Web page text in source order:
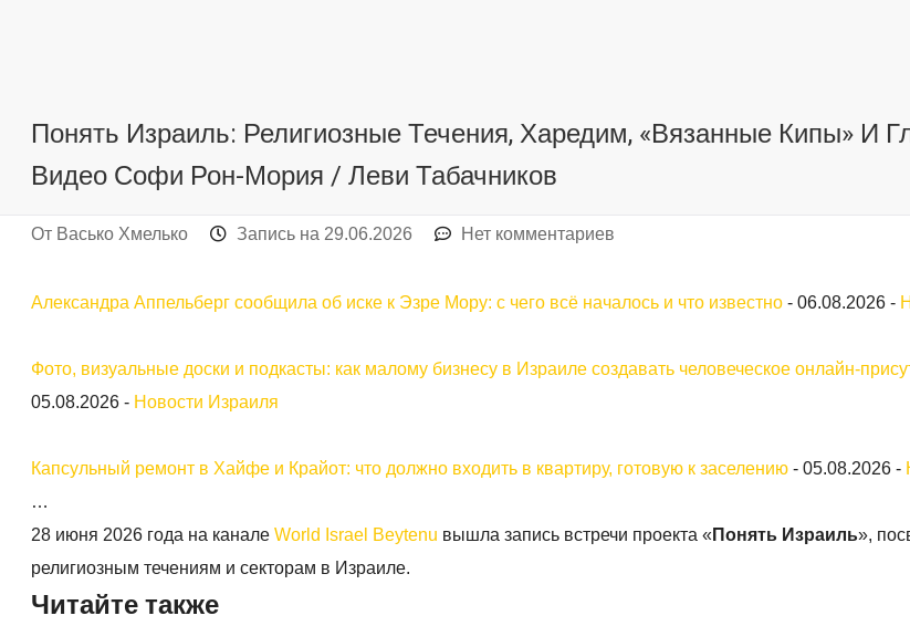
Понять Израиль: Религиозные Течения, Харедим, «вязанные Кипы» И
Видео Софи Рон-Мория / Леви Табачников
От Васько Хмелько Запись на 29.06.2026 Нет комментариев
Александра Аппельберг сообщила об иске к Эзре Мору: с чего всё началось и что известно -06.08.2026 -
Фото, визуальные доски и подкасты: как малому бизнесу в Израиле создавать человеческое онлайн-
05.08.2026 - Новости Израиля
Капсульный ремонт в Хайфе и Крайот: что должно входить в квартиру, готовую к заселению -05.08.2026 -
…
28 июня 2026 года на каналеWorld Israel Beytenu вышла запись встречи проекта « Понять Израиль»,
религиозным течениям и секторам в Израиле.
Читайте также